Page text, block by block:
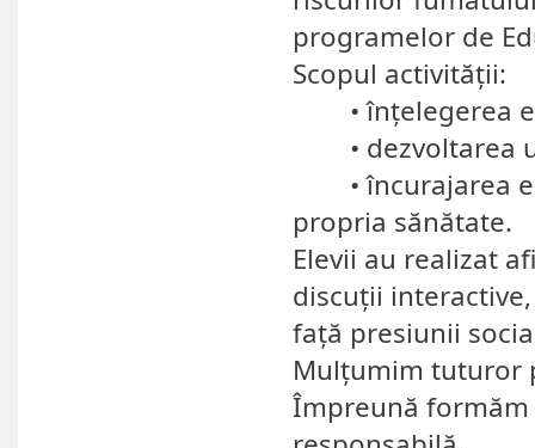
programelor de
Scopul activității:
• înțelegerea
• dezvoltarea
• încurajarea
propria sănătate.
Elevii au realizat
discuții
față presiunii
Mulțumim tuturor
Împreună